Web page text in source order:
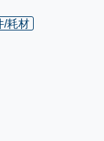
/耗材